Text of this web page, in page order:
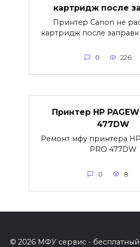
картридж после
Принтер Canon не
картридж после
0 226
Принтер HP
477DW
Ремонт мфу принтера
PRO 477DW
0 8
© 2026 МФУ сервис -